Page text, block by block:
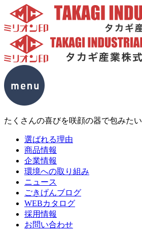
たくさんの喜びを咲顔の器で包みたい
選ばれる理由
商品情報
企業情報
環境への取り組み
ニュース
ごきげんブログ
WEBカタログ
採用情報
お問い合わせ